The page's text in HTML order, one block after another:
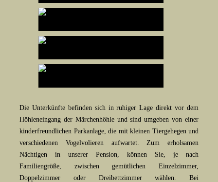
Die Unterkünfte befinden sich in ruhiger Lage direkt vor dem
Höhleneingang der Märchenhöhle und sind umgeben von einer
kinderfreundlichen Parkanlage, die mit kleinen Tiergehegen und
verschiedenen Vogelvolieren aufwartet. Zum erholsamen
Nächtigen in unserer Pension, können Sie, je nach
Familiengröße, zwischen gemütlichen Einzelzimmer,
Doppelzimmer oder Dreibettzimmer wählen. Bei